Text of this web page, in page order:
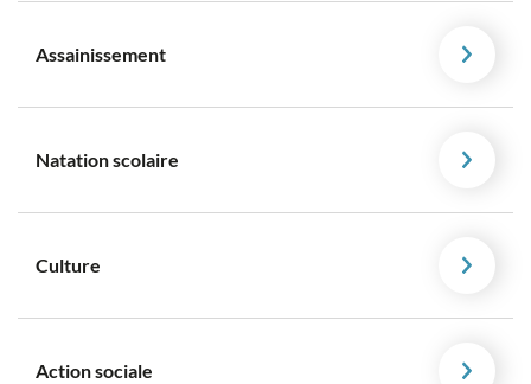
Assainissement
Natation scolaire
Culture
Action sociale